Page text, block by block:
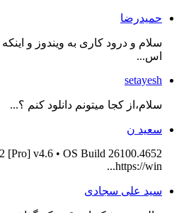
حمیدرضا
سلام و درود کاری به ویندوز و
اس...
setayesh
سلام،از کجا میتونم دانلود کنم ؟...
سعید ن
[Pro] v4.6 • OS Build 26100.4652
https://win...
سید علی سجادی